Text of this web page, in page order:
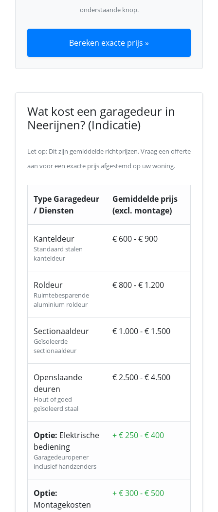
onderstaande knop.
Bereken exacte prijs »
Wat kost een garagedeur in
Neerijnen? (Indicatie)
Let op: Dit zijn gemiddelde richtprijzen. Vraag een offerte
aan voor een exacte prijs afgestemd op uw woning.
Type Garagedeur
/ Diensten
Gemiddelde prijs
(excl. montage)
Kanteldeur
Standaard stalen
kanteldeur
€ 600 - € 900
Roldeur
Ruimtebesparende
aluminium roldeur
€ 800 - € 1.200
Sectionaaldeur
Geïsoleerde
sectionaaldeur
€ 1.000 - € 1.500
Openslaande
deuren
Hout of goed
geïsoleerd staal
€ 2.500 - € 4.500
Optie: Elektrische
bediening
Garagedeuropener
inclusief handzenders
+ € 250 - € 400
Optie:
Montagekosten
+ € 300 - € 500